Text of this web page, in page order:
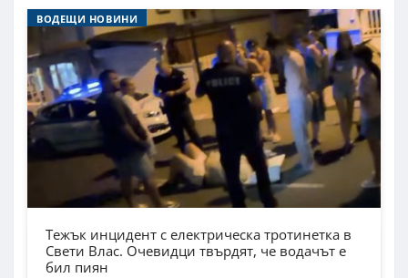
ВОДЕЩИ НОВИНИ
Тежък инцидент с електрическа тротинетка в
Свети Влас. Очевидци твърдят, че водачът е
бил пиян